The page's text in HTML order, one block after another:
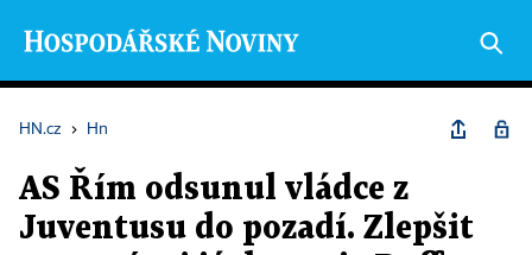
HN.cz › Hn
AS Řím odsunul vládce z
Juventusu do pozadí. Zlepšit